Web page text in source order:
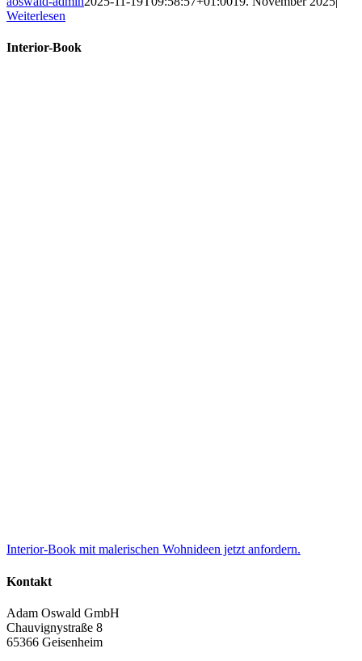
Weiterlesen
Interior-Book
Interior-Book mit malerischen Wohnideen jetzt anfordern.
Kontakt
Adam Oswald GmbH
Chauvignystraße 8
65366 Geisenheim